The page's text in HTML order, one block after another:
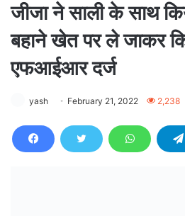
जीजा ने साली के साथ
बहाने खेत पर ले जाकर
एफआईआर दर्ज
yash February 21, 2022 2,238